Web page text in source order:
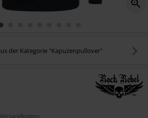
der Kategorie "Kapuzenpullover"